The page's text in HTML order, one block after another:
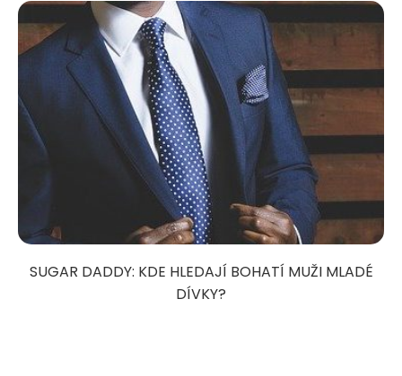
SUGAR DADDY: KDE HLEDAJÍ BOHATÍ MUŽI MLADÉ
DÍVKY?